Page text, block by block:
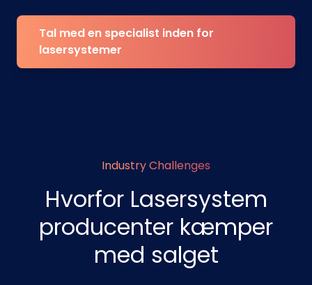
Tal med en specialist inden for
lasersystemer
Industry Challenges
Hvorfor Lasersystem
producenter kæmper
med salget